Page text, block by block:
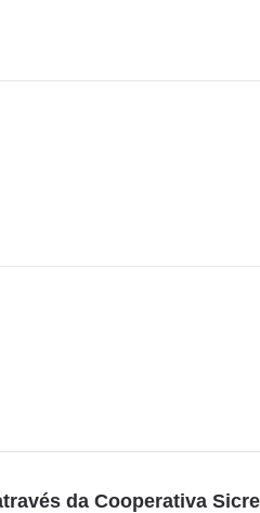
da Cooperativa